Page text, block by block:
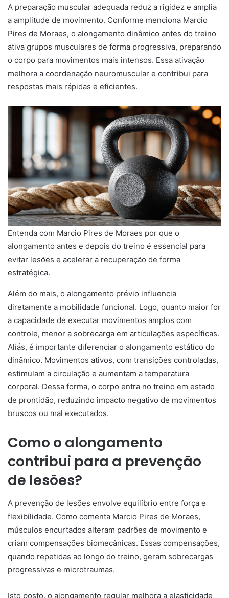
A preparação muscular adequada reduz a rigidez e amplia
a amplitude de movimento. Conforme menciona Marcio
Pires de Moraes, o alongamento dinâmico antes do treino
ativa grupos musculares de forma progressiva, preparando
o corpo para movimentos mais intensos. Essa ativação
melhora a coordenação neuromuscular e contribui para
respostas mais rápidas e eficientes.
Entenda com Marcio Pires de Moraes por que o
alongamento antes e depois do treino é essencial para
evitar lesões e acelerar a recuperação de forma
estratégica.
Além do mais, o alongamento prévio influencia
diretamente a mobilidade funcional. Logo, quanto maior for
a capacidade de executar movimentos amplos com
controle, menor a sobrecarga em articulações específicas.
Aliás, é importante diferenciar o alongamento estático do
dinâmico. Movimentos ativos, com transições controladas,
estimulam a circulação e aumentam a temperatura
corporal. Dessa forma, o corpo entra no treino em estado
de prontidão, reduzindo impacto negativo de movimentos
bruscos ou mal executados.
Como o alongamento
contribui para a prevenção
de lesões?
A prevenção de lesões envolve equilíbrio entre força e
flexibilidade. Como comenta Marcio Pires de Moraes,
músculos encurtados alteram padrões de movimento e
criam compensações biomecânicas. Essas compensações,
quando repetidas ao longo do treino, geram sobrecargas
progressivas e microtraumas.
Isto posto, o alongamento regular melhora a elasticidade